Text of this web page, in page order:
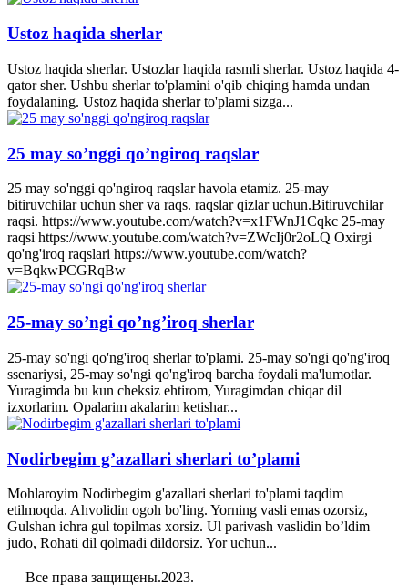
Ustoz haqida sherlar
Ustoz haqida sherlar. Ustozlar haqida rasmli sherlar. Ustoz haqida 4-
qator sher. Ushbu sherlar to'plamini o'qib chiqing hamda undan
foydalaning. Ustoz haqida sherlar to'plami sizga...
25 may so’nggi qo’ngiroq raqslar
25 may so'nggi qo'ngiroq raqslar havola etamiz. 25-may
bitiruvchilar uchun sher va raqs. raqslar qizlar uchun.Bitiruvchilar
raqsi. https://www.youtube.com/watch?v=x1FWnJ1Cqkc 25-may
raqsi https://www.youtube.com/watch?v=ZWcIj0r2oLQ Oxirgi
qo'ng'iroq raqslari https://www.youtube.com/watch?
v=BqkwPCGRqBw
25-may so’ngi qo’ng’iroq sherlar
25-may so'ngi qo'ng'iroq sherlar to'plami. 25-may so'ngi qo'ng'iroq
ssenariysi, 25-may so'ngi qo'ng'iroq barcha foydali ma'lumotlar.
Yuragimda bu kun cheksiz ehtirom, Yuragimdan chiqar dil
izxorlarim. Opalarim akalarim ketishar...
Nodirbegim g’azallari sherlari to’plami
Mohlaroyim Nodirbegim g'azallari sherlari to'plami taqdim
etilmoqda. Ahvolidin ogoh bo'ling. Yorning vasli emas ozorsiz,
Gulshan ichra gul topilmas xorsiz. Ul parivash vaslidin bo’ldim
judo, Rohati dil qolmadi dildorsiz. Yor uchun...
Все права защищены.2023.